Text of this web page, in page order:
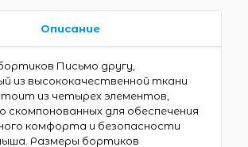
Описание
Письмо другу,
из высококачественной ткани
из четырех элементов,
для обеспечения
комфорта и безопасности
Размеры бортиков